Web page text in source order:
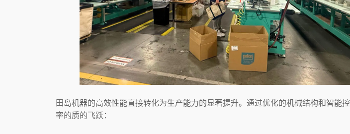
田岛机器的高效性能直接转化为生产能力的显著提升。通过优化的机械结构和智能
率的质的飞跃：